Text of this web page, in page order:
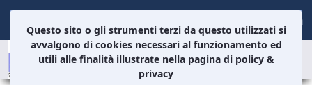
Sign In
Portale Dipendente
Questo sito o gli strumenti terzi da questo utilizzati si
avvalgono di cookies necessari al funzionamento ed
utili alle finalità illustrate nella pagina di policy &
privacy